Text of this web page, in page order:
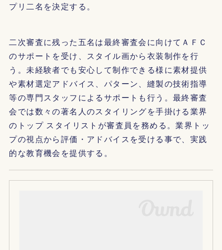
プリ二名を決定する。
二次審査に残った五名は最終審査会に向けてＡＦＣ
のサポートを受け、スタイル画から衣装制作を行
う。未経験者でも安心して制作できる様に素材提供
や素材選定アドバイス、パターン、縫製の技術指導
等の専門スタッフによるサポートも行う。最終審査
会では数々の著名人のスタイリングを手掛ける業界
のトップ スタイリストが審査員を務める。業界トッ
プの視点から評価・アドバイスを受ける事で、実践
的な教育機会を提供する。